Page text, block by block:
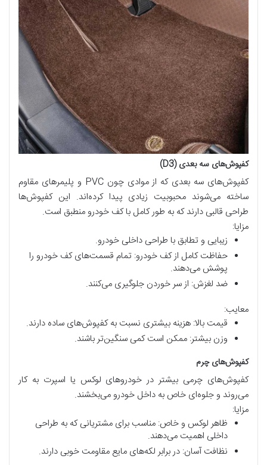
کفپوش‌های سه بعدی (D3)
کفپوش‌های سه بعدی که از موادی چون PVC و پلیمرهای مقاوم
ساخته می‌شوند محبوبیت زیادی پیدا کرده‌اند. این کفپوش‌ها
طراحی قالبی دارند که به طور کامل با کف خودرو منطبق است.
مزایا:
زیبایی و تطابق با طراحی داخلی خودرو.
حفاظت کامل از کف خودرو: تمام قسمت‌های کف خودرو را
پوشش می‌دهند.
ضد لغزش: از سر خوردن جلوگیری می‌کنند.
معایب:
قیمت بالا: هزینه بیشتری نسبت به کفپوش‌های ساده دارند.
وزن بیشتر: ممکن است کمی سنگین‌تر باشند.
کفپوش‌های چرم
کفپوش‌های چرمی بیشتر در خودروهای لوکس یا اسپرت به کار
می‌روند و جلوه‌ای خاص به داخل خودرو می‌بخشند.
مزایا:
ظاهر لوکس و خاص: مناسب برای مشتریانی که به طراحی
داخلی اهمیت می‌دهند.
نظافت آسان: در برابر لکه‌های مایع مقاومت خوبی دارند.